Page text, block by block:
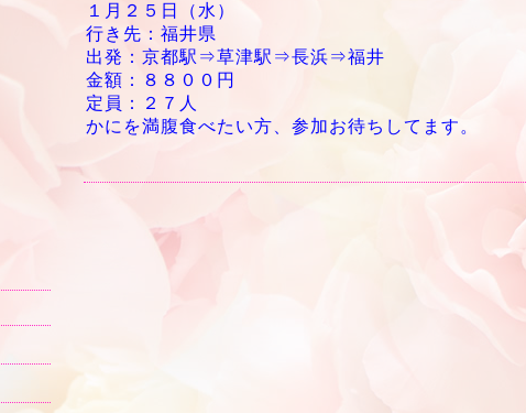
１月２５日（水）
行き先：福井県
出発：京都駅⇒草津駅⇒長浜⇒福井
金額：８８００円
定員：２７人
かにを満腹食べたい方、参加お待ちしてます。